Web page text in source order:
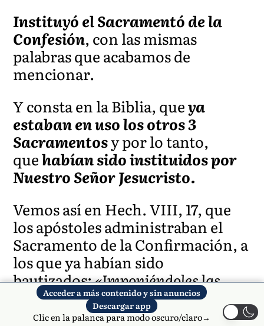
Instituyó el Sacramentó de la
Confesión, con las mismas
palabras que acabamos de
mencionar.
Y consta en la Biblia, queya
estaban en uso los otros 3
Sacramentosy por lo tanto,
quehabían sido instituidos por
Nuestro Señor Jesucristo.
Vemos así en Hech. VIII, 17, que
los apóstoles administraban el
Sacramento de la Confirmación, a
los que ya habían sido
bautizados:«Imponiéndoles las
manos para que recibieran al
Espíritu Santo».
Acceder a más contenido y sin anuncios
Descargar app
Clic en la palanca para modo oscuro/claro→